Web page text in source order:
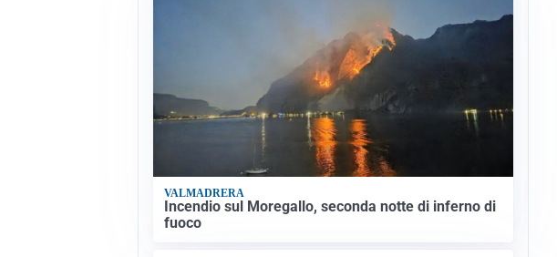
VALMADRERA
Incendio sul Moregallo, seconda notte di inferno di
fuoco